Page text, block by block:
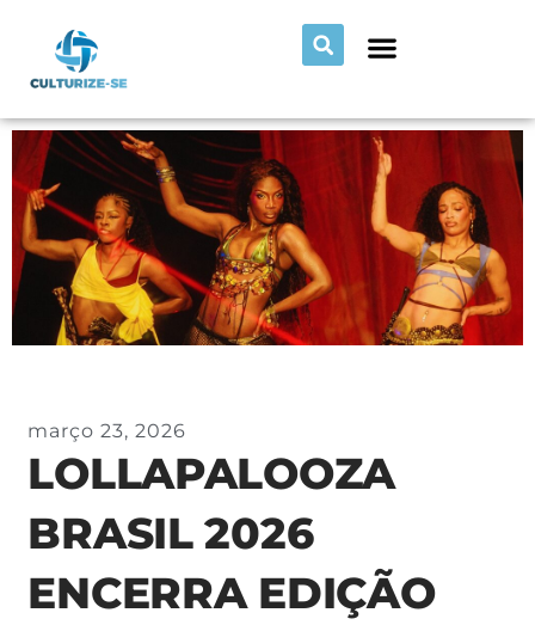
março 23, 2026
LOLLAPALOOZA
BRASIL 2026
ENCERRA EDIÇÃO